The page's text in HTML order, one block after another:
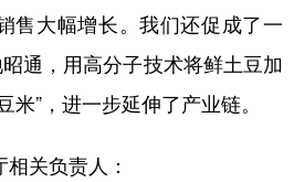
售大幅增长。我们还促成了一
通，用高分子技术将鲜土豆加
米”，进一步延伸了产业链。
关负责人：